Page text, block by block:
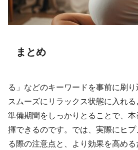
まとめ
る」などのキーワードを事前に刷
スムーズにリラックス状態に入れ
準備期間をしっかりとることで、
揮できるのです。では、実際にヒ
る際の注意点と、より効果を高め